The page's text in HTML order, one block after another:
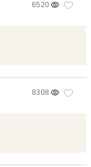
6520
8308